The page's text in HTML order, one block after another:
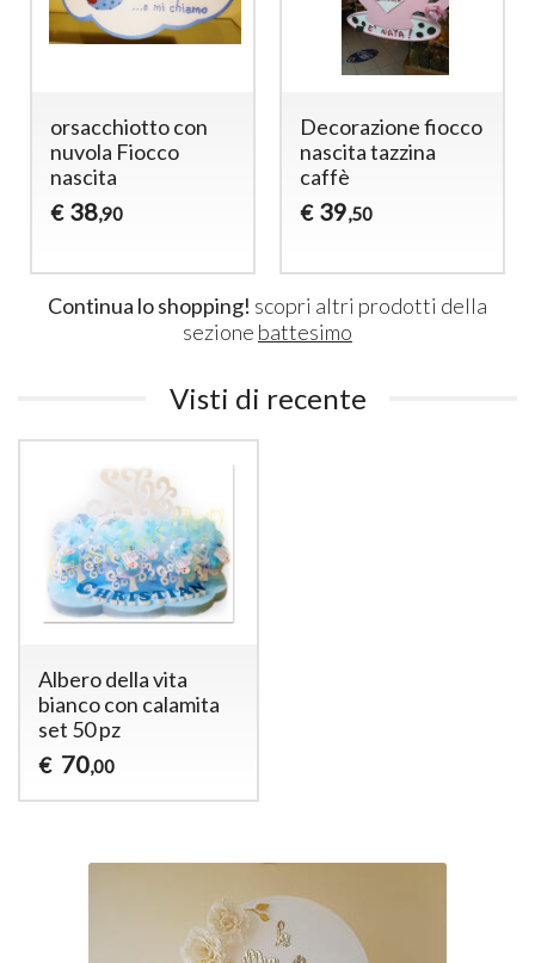
orsacchiotto con
nuvola Fiocco
nascita
€ 38,90
Decorazione fiocco
nascita tazzina
caffè
€ 39,50
Continua lo shopping! scopri altri prodotti della
sezione battesimo
Visti di recente
Albero della vita
bianco con calamita
set 50 pz
€ 70,00